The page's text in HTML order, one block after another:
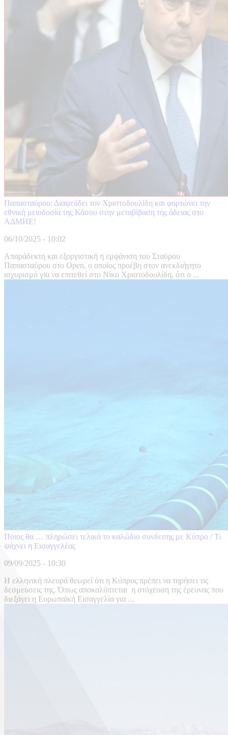
Παπασταύρου: Διαψεύδει τον Χριστοδουλίδη και φορτώνει την
εθνική μειοδοσία της Κάσου στην μεταβίβαση της άδειας στο
ΑΔΜΗΕ!
06/10/2025 - 10:02
Απαράδεκτη και εξοργιστική η εμφάνιση του Σταύρου
Παπασταύρου στο Open, ο οποίος προέβη στον ανεκδιήγητο
ισχυρισμό για να επιτεθεί στο Νίκο Χριστοδουλίδη, ότι ο ...
Ποιος θα … πληρώσει τελικά το καλώδιο συνδεσης με Κύπρο / Τι
ψάχνει η Εισαγγελέας
09/09/2025 - 10:30
Η ελληνική πλευρά θεωρεί ότι η Κύπρος πρέπει να τηρήσει τις
δεσμεύσεις της. Όπως αποκαλύπτεται η στόχευση της έρευνας που
διεξάγει η Ευρωπαϊκή Εισαγγελία για ...